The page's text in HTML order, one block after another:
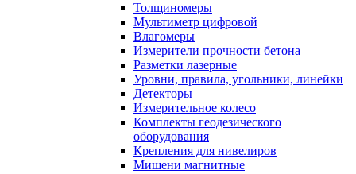
Толщиномеры
Мультиметр цифровой
Влагомеры
Измерители прочности бетона
Разметки лазерные
Уровни, правила, угольники, линейки
Детекторы
Измерительное колесо
Комплекты геодезического
оборудования
Крепления для нивелиров
Мишени магнитные